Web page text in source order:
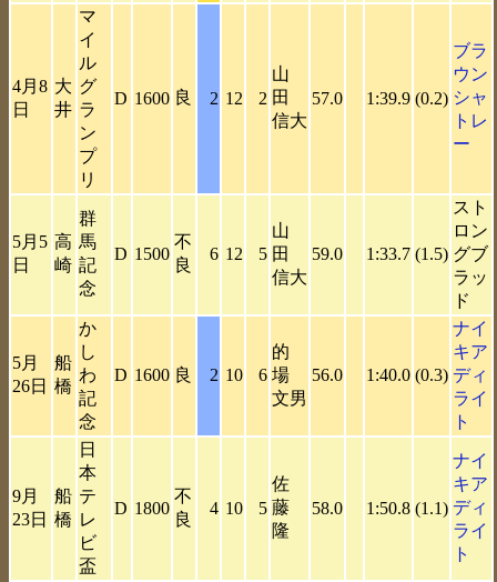
4月8
日
大
井
マ
イ
ル
グ
ラ
ン
プ
リ
D 1600 良 2 12 2
山
田
信大
57.0 1:39.9 (0.2)
ブラ
ウン
シャ
トレ
ー
5月5
日
高
崎
群
馬
記
念
D 1500
不
良
6 12 5
山
田
信大
59.0 1:33.7 (1.5)
スト
ロン
グブ
ラッ
ド
5月
26日
船
橋
か
し
わ
記
念
D 1600 良 2 10 6
的
場
文男
56.0 1:40.0 (0.3)
ナイ
キア
ディ
ライ
ト
9月
23日
船
橋
日
本
テ
レ
ビ
盃
D 1800
不
良
4 10 5
佐
藤
隆
58.0 1:50.8 (1.1)
ナイ
キア
ディ
ライ
ト